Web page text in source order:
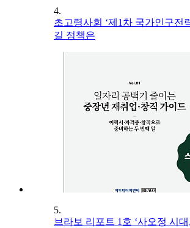
4.
초고령사회 ‘제1차 국가인구전
길 정책은
5.
브라보 리포트 1호 ‘사오정 시대